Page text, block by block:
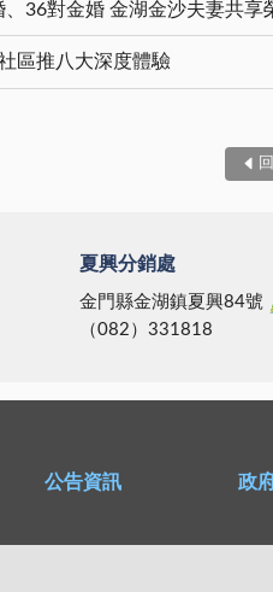
區推八大深度體驗
夏興分銷處
金門縣金湖鎮夏興84號
（082）331818
公告資訊 政